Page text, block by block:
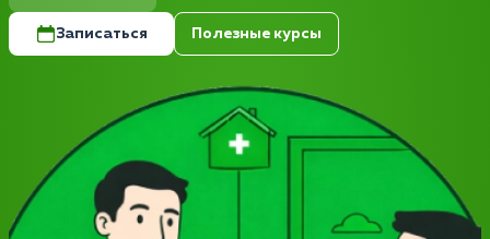
Записаться Полезные курсы